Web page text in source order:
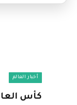
أخبار العالم